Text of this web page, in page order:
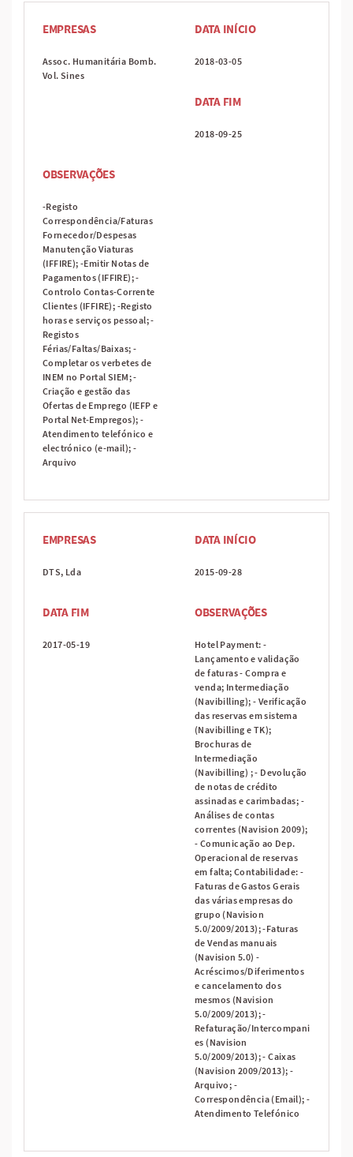
EMPRESAS
Assoc. Humanitária Bomb.
Vol. Sines
DATA INÍCIO
2018-03-05
DATA FIM
2018-09-25
OBSERVAÇÕES
-Registo
Correspondência/Faturas
Fornecedor/Despesas
Manutenção Viaturas
(IFFIRE); -Emitir Notas de
Pagamentos (IFFIRE); -
Controlo Contas-Corrente
Clientes (IFFIRE); -Registo
horas e serviços pessoal; -
Registos
Férias/Faltas/Baixas; -
Completar os verbetes de
INEM no Portal SIEM; -
Criação e gestão das
Ofertas de Emprego (IEFP e
Portal Net-Empregos); -
Atendimento telefónico e
electrónico (e-mail); -
Arquivo
EMPRESAS
DTS, Lda
DATA INÍCIO
2015-09-28
DATA FIM
2017-05-19
OBSERVAÇÕES
Hotel Payment: -
Lançamento e validação
de faturas - Compra e
venda; Intermediação
(Navibilling); - Verificação
das reservas em sistema
(Navibilling e TK);
Brochuras de
Intermediação
(Navibilling) ; - Devolução
de notas de crédito
assinadas e carimbadas; -
Análises de contas
correntes (Navision 2009);
- Comunicação ao Dep.
Operacional de reservas
em falta; Contabilidade: -
Faturas de Gastos Gerais
das várias empresas do
grupo (Navision
5.0/2009/2013); -Faturas
de Vendas manuais
(Navision 5.0) -
Acréscimos/Diferimentos
e cancelamento dos
mesmos (Navision
5.0/2009/2013); -
Refaturação/Intercompani
es (Navision
5.0/2009/2013); - Caixas
(Navision 2009/2013); -
Arquivo; -
Correspondência (Email); -
Atendimento Telefónico